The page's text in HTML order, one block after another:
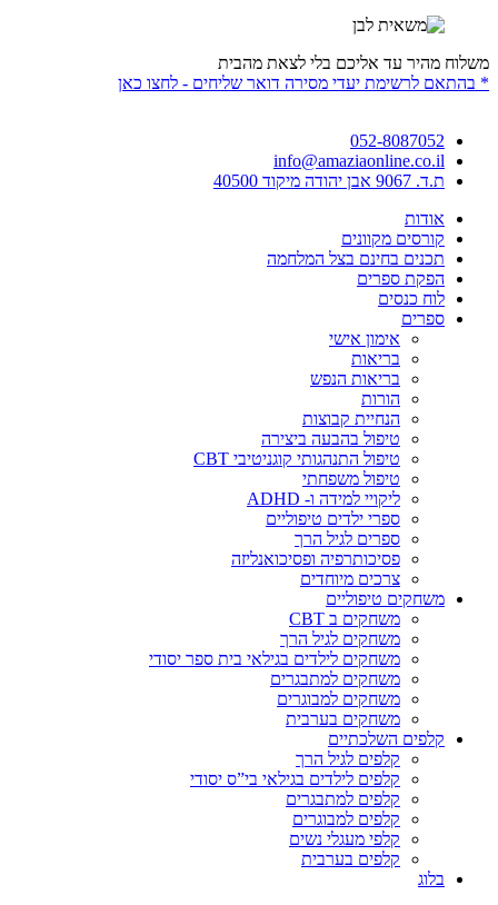
משלוח מהיר עד אליכם בלי לצאת מהבית
* בהתאם לרשימת יעדי מסירה דואר שליחים - לחצו כאן
052-8087052
info@amaziaonline.co.il
ת.ד. 9067 אבן יהודה מיקוד 40500
אודות
קורסים מקוונים
תכנים בחינם בצל המלחמה
הפקת ספרים
לוח כנסים
ספרים
אימון אישי
בריאות
בריאות הנפש
הורות
הנחיית קבוצות
טיפול בהבעה ביצירה
טיפול התנהגותי קוגניטיבי CBT
טיפול משפחתי
ליקויי למידה ו- ADHD
ספרי ילדים טיפוליים
ספרים לגיל הרך
פסיכותרפיה ופסיכואנליזה
צרכים מיוחדים
משחקים טיפוליים
משחקים ב CBT
משחקים לגיל הרך
משחקים לילדים בגילאי בית ספר יסודי
משחקים למתבגרים
משחקים למבוגרים
משחקים בערבית
קלפים השלכתיים
קלפים לגיל הרך
קלפים לילדים בגילאי בי”ס יסודי
קלפים למתבגרים
קלפים למבוגרים
קלפי מעגלי נשים
קלפים בערבית
בלוג